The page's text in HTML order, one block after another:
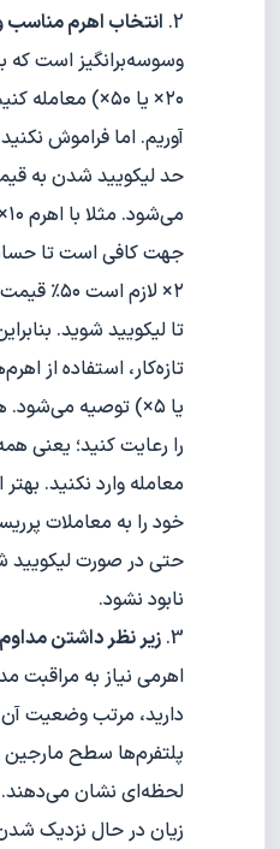
انتخاب اهرم مناسب
وسوسه‌برانگیز است که
۲۰× یا ۵۰×)
آوریم. اما فراموش
حد لیکویید شدن به
جهت کافی است تا
۲× لازم
تا لیکویید شوید.
یا ۵×) توصیه
را رعایت کنید؛ یعنی
معامله وارد نکنید.
خود را به معاملات
حتی در صورت لیکویید
نابود نشود.
زیر نظر داشتن
اهرمی نیاز به مراقبت
دارید، مرتب وضعیت آن
پلتفرم‌ها سطح
لحظه‌ای نشان
زیان در حال نزدیک